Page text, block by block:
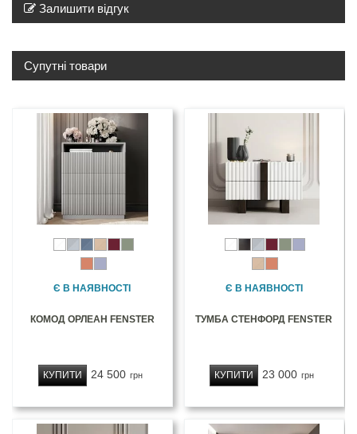
Залишити відгук
Супутні товари
Є В НАЯВНОСТІ
КОМОД ОРЛЕАН FENSTER
24 500 грн
КУПИТИ
Є В НАЯВНОСТІ
ТУМБА СТЕНФОРД FENSTER
23 000 грн
КУПИТИ